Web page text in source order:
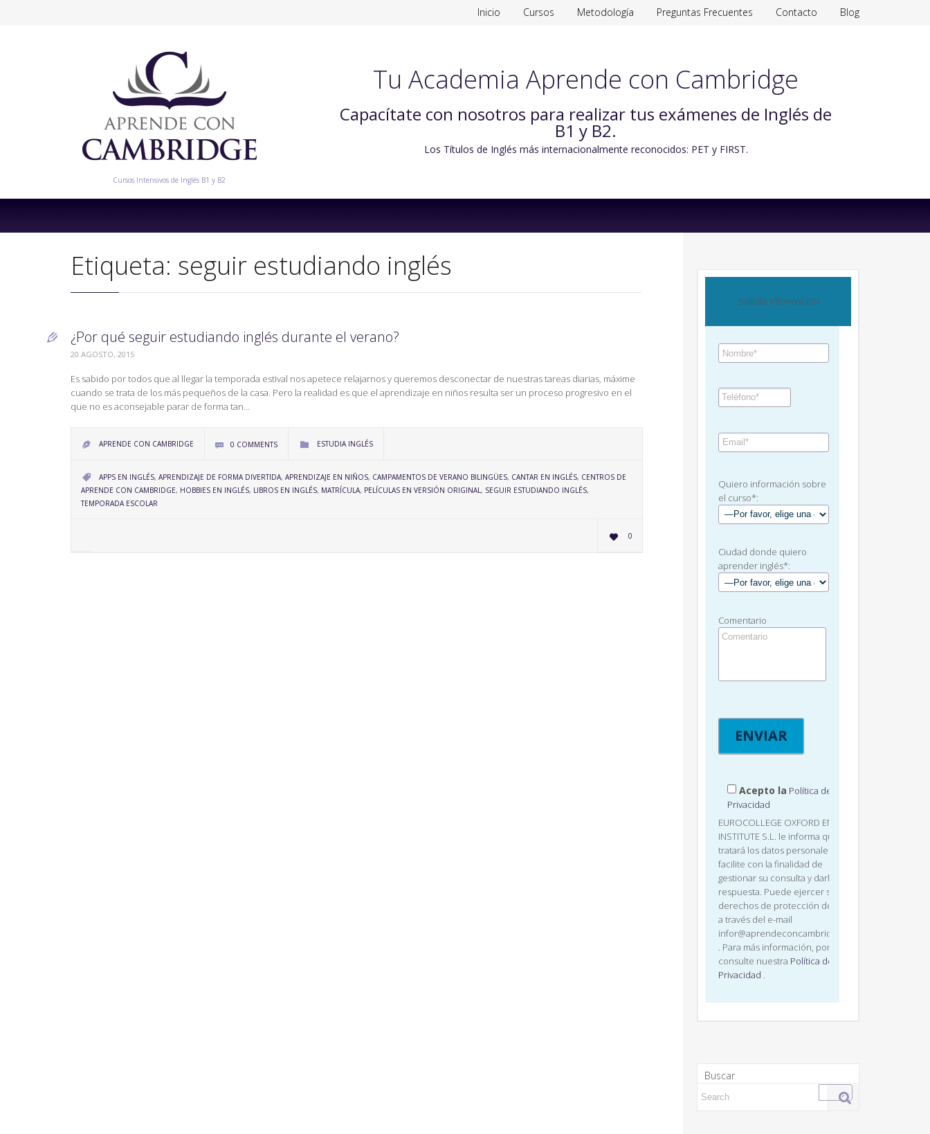
Inicio Cursos Metodología Preguntas Frecuentes Contacto Blog
Cursos Intensivos de Inglés B1 y B2
Tu Academia Aprende con Cambridge
Capacítate con nosotros para realizar tus exámenes de Inglés de
B1 y B2.
Los Títulos de Inglés más internacionalmente reconocidos: PET y FIRST.
content
Etiqueta: seguir estudiando inglés
 ¿Por qué seguir estudiando inglés durante el verano?
20 AGOSTO, 2015
Es sabido por todos que al llegar la temporada estival nos apetece relajarnos y queremos desconectar de nuestras tareas diarias, máxime
cuando se trata de los más pequeños de la casa. Pero la realidad es que el aprendizaje en niños resulta ser un proceso progresivo en el
que no es aconsejable parar de forma tan…
 APRENDE CON CAMBRIDGE  0 COMMENTS  CATEGORY
ESTUDIA INGLÉS
 CATEGORY
APPS EN INGLÉS, APRENDIZAJE DE FORMA DIVERTIDA, APRENDIZAJE EN NIÑOS, CAMPAMENTOS DE VERANO BILINGÜES, CANTAR EN INGLÉS, CENTROS DE
APRENDE CON CAMBRIDGE, HOBBIES EN INGLÉS, LIBROS EN INGLÉS, MATRÍCULA, PELÍCULAS EN VERSIÓN ORIGINAL, SEGUIR ESTUDIANDO INGLÉS,
TEMPORADA ESCOLAR
 LOVE
IT0
Solicita información
Quiero información sobre
el curso*:
Ciudad donde quiero
aprender inglés*:
Comentario
Acepto la Política de
Privacidad
EUROCOLLEGE OXFORD ENGLISH
INSTITUTE S.L. le informa que
tratará los datos personales que
facilite con la finalidad de
gestionar su consulta y darle
respuesta. Puede ejercer sus
derechos de protección de datos
a través del e-mail
infor@aprendeconcambridge.com
. Para más información, por favor,
consulte nuestra Política de
Privacidad .
Buscar